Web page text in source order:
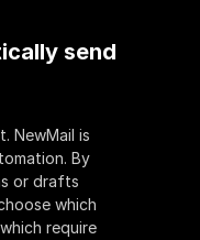
send
NewMail is
By
or drafts
which
require